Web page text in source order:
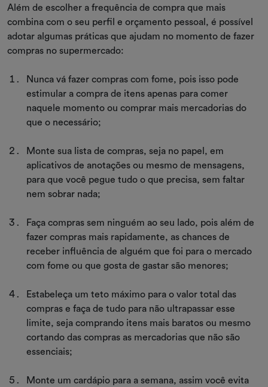
Além de escolher a frequência de compra que mais
combina com o seu perfil e orçamento pessoal, é possível
adotar algumas práticas que ajudam no momento de fazer
compras no supermercado:
Nunca vá fazer compras com fome, pois isso pode
estimular a compra de itens apenas para comer
naquele momento ou comprar mais mercadorias do
que o necessário;
Monte sua lista de compras, seja no papel, em
aplicativos de anotações ou mesmo de mensagens,
para que você pegue tudo o que precisa, sem faltar
nem sobrar nada;
Faça compras sem ninguém ao seu lado, pois além de
fazer compras mais rapidamente, as chances de
receber influência de alguém que foi para o mercado
com fome ou que gosta de gastar são menores;
Estabeleça um teto máximo para o valor total das
compras e faça de tudo para não ultrapassar esse
limite, seja comprando itens mais baratos ou mesmo
cortando das compras as mercadorias que não são
essenciais;
Monte um cardápio para a semana, assim você evita